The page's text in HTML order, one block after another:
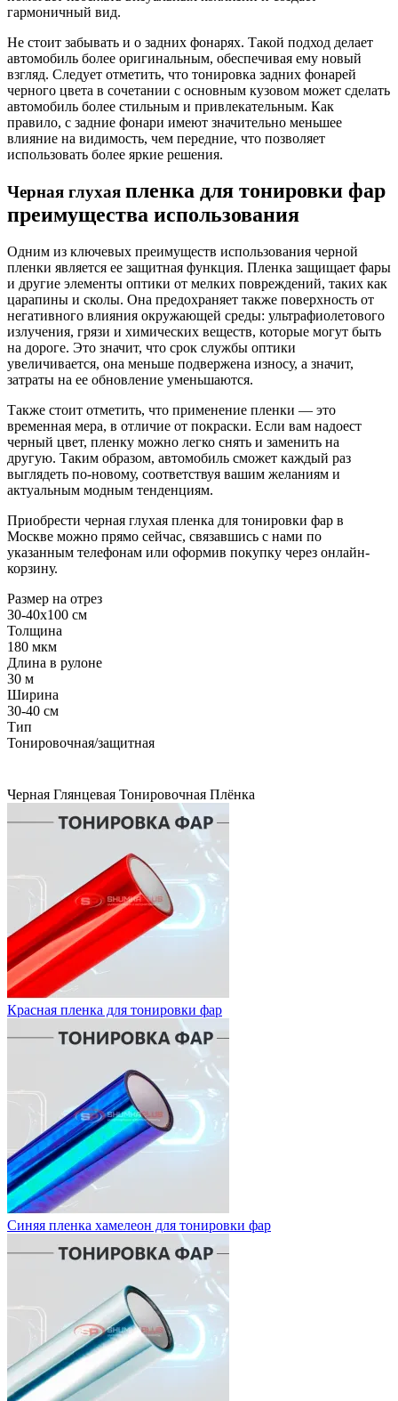
гармоничный вид.
Не стоит забывать и о задних фонарях. Такой подход делает
автомобиль более оригинальным, обеспечивая ему новый
взгляд. Следует отметить, что тонировка задних фонарей
черного цвета в сочетании с основным кузовом может сделать
автомобиль более стильным и привлекательным. Как
правило, с задние фонари имеют значительно меньшее
влияние на видимость, чем передние, что позволяет
использовать более яркие решения.
Черная глухая пленка для тонировки фар
преимущества использования
Одним из ключевых преимуществ использования черной
пленки является ее защитная функция. Пленка защищает фары
и другие элементы оптики от мелких повреждений, таких как
царапины и сколы. Она предохраняет также поверхность от
негативного влияния окружающей среды: ультрафиолетового
излучения, грязи и химических веществ, которые могут быть
на дороге. Это значит, что срок службы оптики
увеличивается, она меньше подвержена износу, а значит,
затраты на ее обновление уменьшаются.
Также стоит отметить, что применение пленки — это
временная мера, в отличие от покраски. Если вам надоест
черный цвет, пленку можно легко снять и заменить на
другую. Таким образом, автомобиль сможет каждый раз
выглядеть по-новому, соответствуя вашим желаниям и
актуальным модным тенденциям.
Приобрести черная глухая пленка для тонировки фар в
Москве можно прямо сейчас, связавшись с нами по
указанным телефонам или оформив покупку через онлайн-
корзину.
Размер на отрез
30-40x100 см
Толщина
180 мкм
Длина в рулоне
30 м
Ширина
30-40 см
Тип
Тонировочная/защитная
Черная Глянцевая Тонировочная Плёнка
Красная пленка для тонировки фар
Синяя пленка хамелеон для тонировки фар